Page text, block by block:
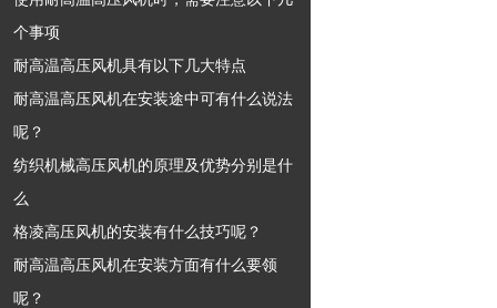
个事项
耐高温高压风机具有以下几大特点
耐高温高压风机在安装途中可有什么说法
呢？
纺织机械高压风机的原理及优势分别是什
么
格凌高压风机的安装有什么技巧呢？
耐高温高压风机在安装方面有什么要领
呢？